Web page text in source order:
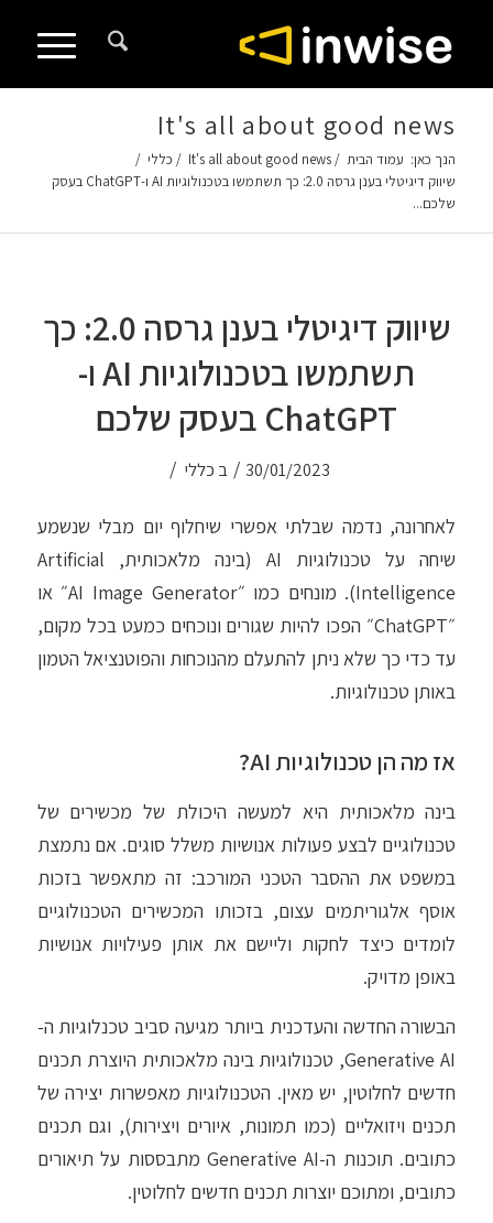
It's all about good news
הנך כאן: עמוד הבית /
It's all about good news
/ כללי /
שיווק דיגיטלי בענן גרסה 2.0: כך תשתמשו בטכנולוגיות AI ו-ChatGPT בעסק
שלכם...
שיווק דיגיטלי בענן גרסה 2.0: כך
תשתמשו בטכנולוגיות AI ו-
ChatGPT בעסק שלכם
30/01/2023
/ ב כללי /
לאחרונה, נדמה שבלתי אפשרי שיחלוף יום מבלי שנשמע
שיחה על טכנולוגיות AI (בינה מלאכותית, Artificial
Intelligence). מונחים כמו ״AI Image Generator״ או
״ChatGPT״ הפכו להיות שגורים ונוכחים כמעט בכל מקום,
עד כדי כך שלא ניתן להתעלם מהנוכחות והפוטנציאל הטמון
באותן טכנולוגיות.
אז מה הן טכנולוגיות AI?
בינה מלאכותית היא למעשה היכולת של מכשירים של
טכנולוגיים לבצע פעולות אנושיות משלל סוגים. אם נתמצת
במשפט את ההסבר הטכני המורכב: זה מתאפשר בזכות
אוסף אלגוריתמים עצום, בזכותו המכשירים הטכנולוגיים
לומדים כיצד לחקות וליישם את אותן פעילויות אנושיות
באופן מדויק.
הבשורה החדשה והעדכנית ביותר מגיעה סביב טכנלוגיות ה-
Generative AI, טכנולוגיות בינה מלאכותית היוצרת תכנים
חדשים לחלוטין, יש מאין. הטכנולוגיות מאפשרות יצירה של
תכנים ויזואליים (כמו תמונות, איורים ויצירות), וגם תכנים
כתובים. תוכנות ה-Generative AI מתבססות על תיאורים
כתובים, ומתוכם יוצרות תכנים חדשים לחלוטין.